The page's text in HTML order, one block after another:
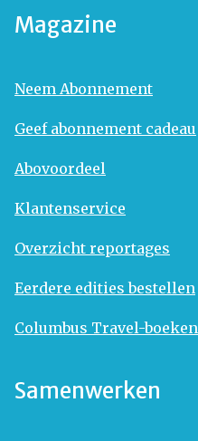
Magazine
Neem Abonnement
Geef abonnement cadeau
Abovoordeel
Klantenservice
Overzicht reportages
Eerdere edities bestellen
Columbus Travel-boeken
Samenwerken